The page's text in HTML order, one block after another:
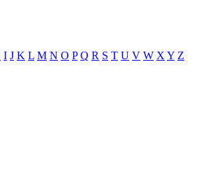
I J K L M N O P Q R S T U V W X Y Z